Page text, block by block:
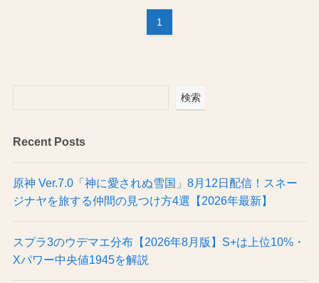
1
検索
Recent Posts
原神 Ver.7.0「神に愛されぬ雪国」8月12日配信！スネー
ジナヤを旅する仲間の見つけ方4選【2026年最新】
スプラ3のウデマエ分布【2026年8月版】S+は上位10%・
Xパワー中央値1945を解説